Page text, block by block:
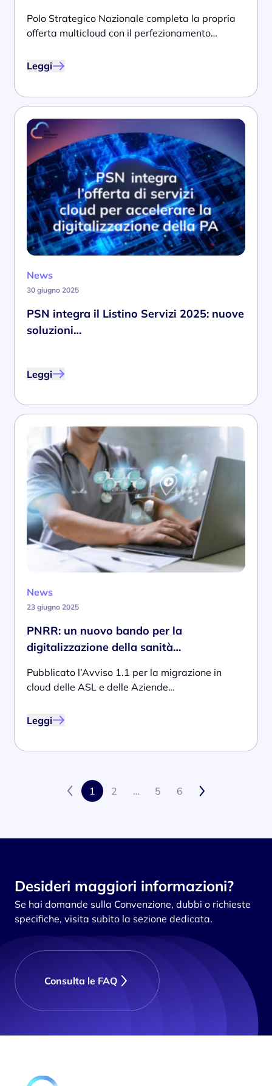
Polo Strategico Nazionale completa la propria
offerta multicloud con il perfezionamento…
Leggi
News
30 giugno 2025
PSN integra il Listino Servizi 2025: nuove
soluzioni…
Leggi
News
23 giugno 2025
PNRR: un nuovo bando per la
digitalizzazione della sanità…
Pubblicato l’Avviso 1.1 per la migrazione in
cloud delle ASL e delle Aziende…
Leggi
prev
1 2 … 5 6
Desideri maggiori informazioni?
Se hai domande sulla Convenzione, dubbi o richieste
specifiche, visita subito la sezione dedicata.
Consulta le FAQ